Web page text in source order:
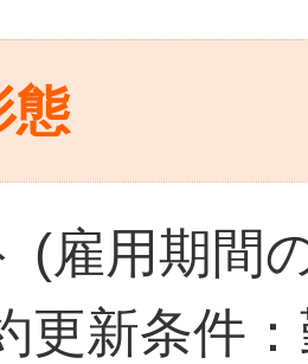
態
(雇用期間
更新条件